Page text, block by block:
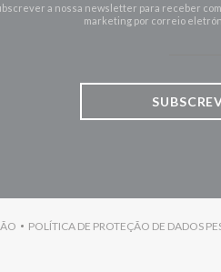
a nossa newsletter para receber
marketing por correio
NOVA JANELA))
POLÍTICA DE PROTEÇÃO DE DADOS
((ABRE NUMA